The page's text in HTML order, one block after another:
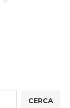
CERCA